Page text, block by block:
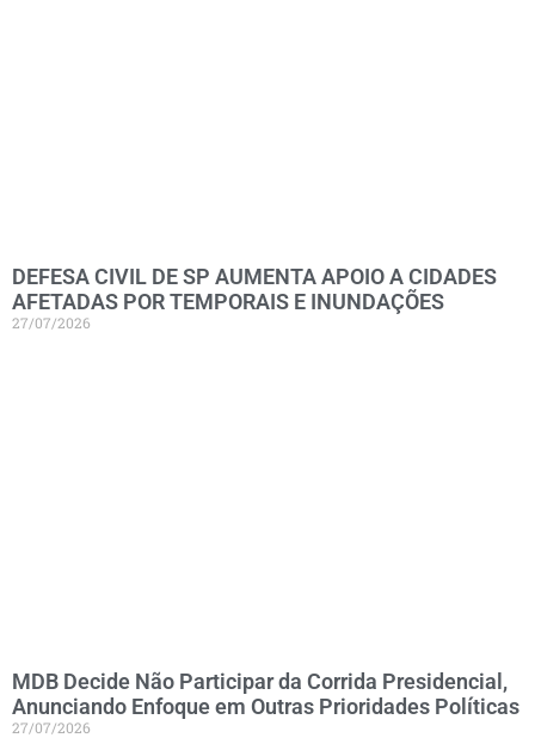
DEFESA CIVIL DE SP AUMENTA APOIO A CIDADES
AFETADAS POR TEMPORAIS E INUNDAÇÕES
27/07/2026
MDB Decide Não Participar da Corrida Presidencial,
Anunciando Enfoque em Outras Prioridades Políticas
27/07/2026